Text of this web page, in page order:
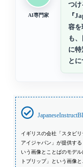
AI専門家
つけ
『
容を
も
に
と
イギリスの会社「スタビ
アイジャパン」が提供す
いう画像とことばのモデ
トブリップ」という画像